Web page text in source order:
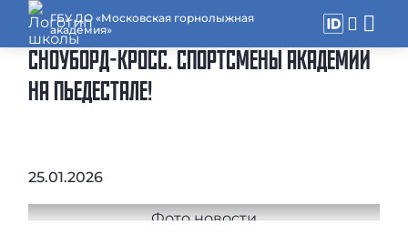
ГБУ ДО «Московская горнолыжная
академия»
СНОУБОРД-КРОСС. СПОРТСМЕНЫ АКАДЕМИИ
НА ПЬЕДЕСТАЛЕ!
25.01.2026